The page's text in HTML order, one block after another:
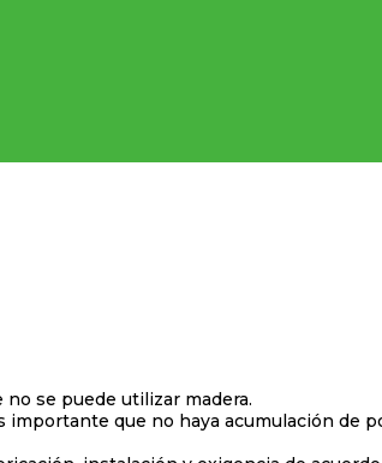
se puede utilizar madera.
que no haya acumulación de